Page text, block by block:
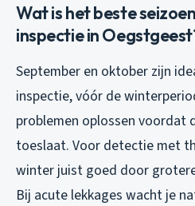
Wat is het beste
inspectie in
September en oktober zijn
inspectie, vóór de
problemen oplossen voordat
toeslaat. Voor detectie met
winter juist goed door
Bij acute lekkages wacht je